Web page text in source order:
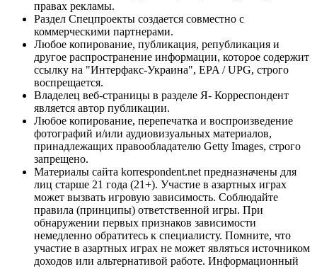
правах рекламы.
Раздел Спецпроекты создается совместно с
коммерческими партнерами.
Любое копирование, публикация, републикация и
другое распространение информации, которое содержит
ссылку на "Интерфакс-Украина", EPA / UPG, строго
воспрещается.
Владелец веб-страницы в разделе Я- Корреспондент
является автор публикации.
Любое копирование, перепечатка и воспроизведение
фотографий и/или аудиовизуальных материалов,
принадлежащих правообладателю Getty Images, строго
запрещено.
Материалы сайта korrespondent.net предназначены для
лиц старше 21 года (21+). Участие в азартных играх
может вызвать игровую зависимость. Соблюдайте
правила (принципы) ответственной игры. При
обнаружении первых признаков зависимости
немедленно обратитесь к специалисту. Помните, что
участие в азартных играх не может являться источником
доходов или альтернативой работе. Информационный